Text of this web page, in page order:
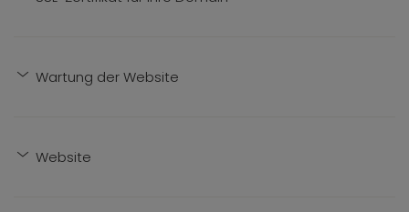
Wartung der Website
Website